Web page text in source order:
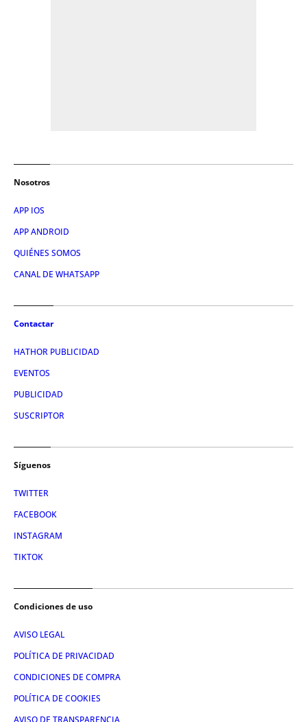
Nosotros
APP IOS
APP ANDROID
QUIÉNES SOMOS
CANAL DE WHATSAPP
Contactar
HATHOR PUBLICIDAD
EVENTOS
PUBLICIDAD
SUSCRIPTOR
Síguenos
TWITTER
FACEBOOK
INSTAGRAM
TIKTOK
Condiciones de uso
AVISO LEGAL
POLÍTICA DE PRIVACIDAD
CONDICIONES DE COMPRA
POLÍTICA DE COOKIES